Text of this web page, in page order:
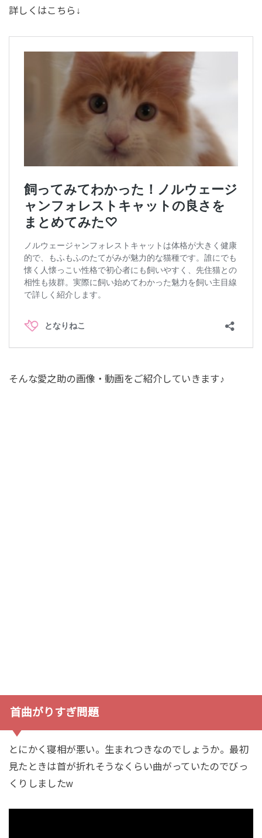
詳しくはこちら↓
そんな愛之助の画像・動画をご紹介していきます♪
首曲がりすぎ問題
とにかく寝相が悪い。生まれつきなのでしょうか。最初
見たときは首が折れそうなくらい曲がっていたのでびっ
くりしましたw